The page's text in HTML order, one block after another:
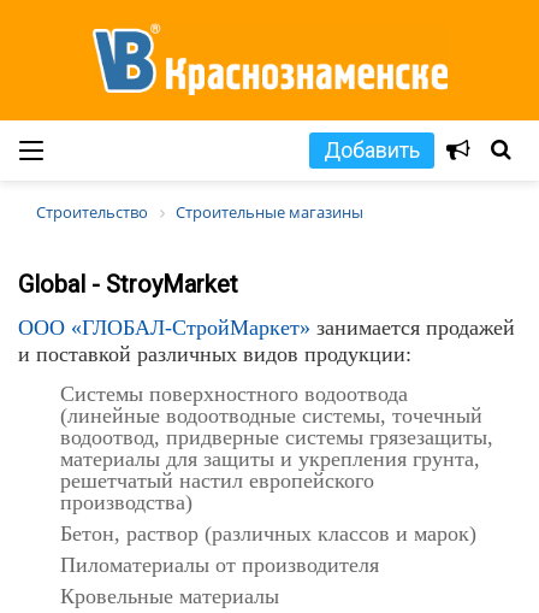
Добавить
Строительство Строительные магазины
Global - StroyMarket
ООО «ГЛОБАЛ-СтройМаркет» занимается продажей
и поставкой различных видов продукции:
Системы поверхностного водоотвода
(линейные водоотводные системы, точечный
водоотвод, придверные системы грязезащиты,
материалы для защиты и укрепления грунта,
решетчатый настил европейского
производства)
Бетон, раствор (различных классов и марок)
Пиломатериалы от производителя
Кровельные материалы